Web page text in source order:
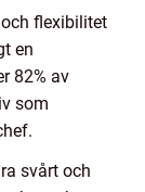
flexibilitet
en
82% av
som
svårt och